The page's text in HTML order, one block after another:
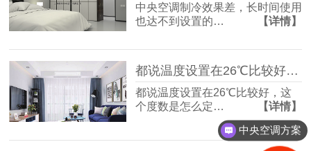
中央空调制冷效果差，长时间使用
也达不到设置的…
【详情】
都说温度设置在26℃比较好，这个度数是怎么定的？
都说温度设置在26℃比较好，这
个度数是怎么定…
【详情】
中央空调方案